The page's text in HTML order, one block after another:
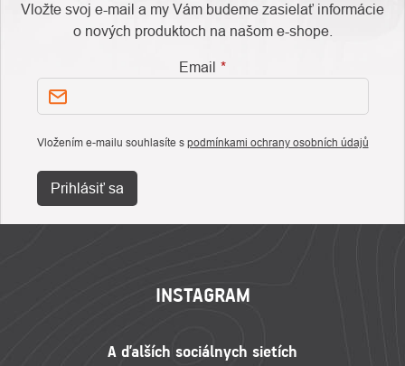
Vložte svoj e-mail a my Vám budeme zasielať informácie
o nových produktoch na našom e-shope.
Email
Vložením e-mailu souhlasíte s podmínkami ochrany osobních údajů
Prihlásiť sa
INSTAGRAM